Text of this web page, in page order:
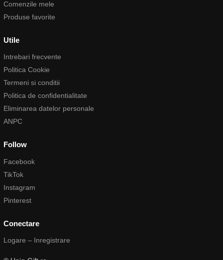
Comenzile mele
Produse favorite
Utile
Intrebari frecvente
Politica Cookie
Termeni si conditii
Politica de confidentialitate
Eliminarea datelor personale
ANPC
Follow
Facebook
TikTok
Instagram
Pinterest
Conectare
Logare – Inregistrare